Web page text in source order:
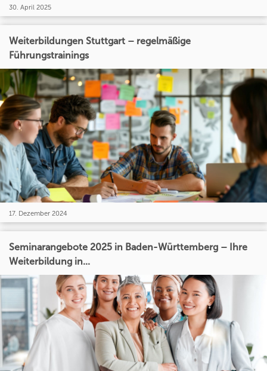
30. April 2025
Weiterbildungen Stuttgart – regelmäßige
Führungstrainings
17. Dezember 2024
Seminarangebote 2025 in Baden-Württemberg – Ihre
Weiterbildung in...